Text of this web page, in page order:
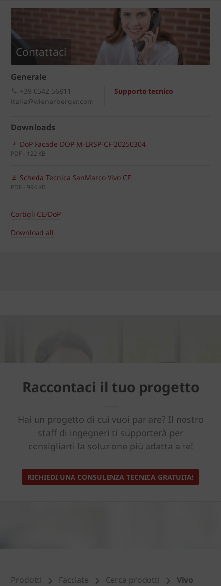
Contattaci
Generale
Supporto tecnico
+39 0542 56811
italia@wienerberger.com
Downloads
DoP Facade DOP-M-LRSP-CF-20250304
PDF - 122 KB
Scheda Tecnica SanMarco Vivo CF
PDF - 994 KB
Cartigli CE/DoP
Download all
Raccontaci il tuo progetto
Hai un progetto di cui vuoi parlare? Il nostro
staff di ingegneri ti supporterà per
consigliarti la soluzione più adatta a te!
RICHIEDI UNA CONSULENZA TECNICA GRATUITA!
Prodotti Facciate Cerca prodotti
Vivo